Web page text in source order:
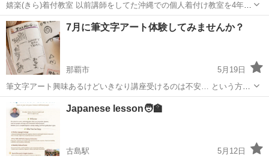
嬉楽(きら)着付教室 以前講師をしてた沖縄での個人着付け教室を4年で
検索トップにまで引き上げました。 楽しくゆったり♫お着付けを習い
たい方募集です♫ ご自分着付けを始め、お人着付け👘 男性着付け・七
五三・振袖・卒業式袴...
沖縄 中頭郡 てだこ浦西駅 着付け 振袖
7月に筆文字アート体験してみませんか？
那覇市
5月19日
筆文字アート興味あるけどいきなり講座受けるのは不安… という方向
けの体験会企画です。 ーー ★筆ペンで名前をかいてみよう！ ★１
沖縄 那覇市
Japanese lesson🧑‍🏫
古島駅
5月12日